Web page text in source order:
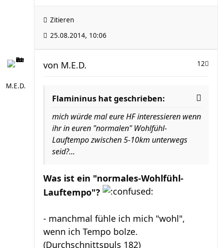
Zitieren
25.08.2014, 10:06
M.E.D.
12
von M.E.D.
Flamininus hat geschrieben:
mich würde mal eure HF interessieren wenn
ihr in euren "normalen" Wohlfühl-
Lauftempo zwischen 5-10km unterwegs
seid?...
Was ist ein "normales-Wohlfühl-
Lauftempo"?
- manchmal fühle ich mich "wohl",
wenn ich Tempo bolze.
(Durchschnittspuls 182)